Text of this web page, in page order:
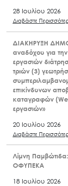
28 Ιουλίου 2026
Διαβάστε
ΔΙΑΚΗΡΥΞΗ
αναδόχου για την
εργασιών
τριών (3)
επικίνδυνων
καταγραφών
εργασιών»
20 Ιουλίου 2026
Διαβάστε
Λίμνη
ΟΦΥΠΕΚΑ
18 Ιουλίου 2026